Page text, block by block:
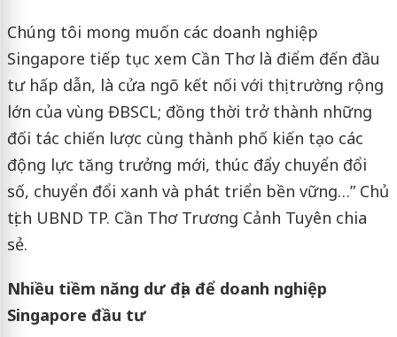
Chúng tôi mong muốn các doanh nghiệp
Singapore tiếp tục xem Cần Thơ là điểm đến đầu
tư hấp dẫn, là cửa ngõ kết nối với thị trường rộng
lớn của vùng ĐBSCL; đồng thời trở thành những
đối tác chiến lược cùng thành phố kiến tạo các
động lực tăng trưởng mới, thúc đẩy chuyển đổi
số, chuyển đổi xanh và phát triển bền vững…” Chủ
tịch UBND TP. Cần Thơ Trương Cảnh Tuyên chia
sẻ.
Nhiều tiềm năng dư địa để doanh nghiệp
Singapore đầu tư